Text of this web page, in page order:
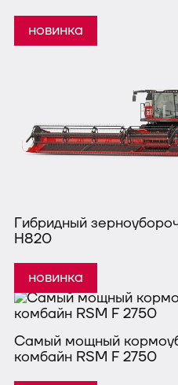
Гибридный
H820
Самый мощный
комбайн RSM F 2750